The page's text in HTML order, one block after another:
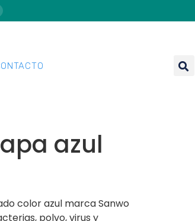
azul
color azul marca Sanwo
polvo, virus y